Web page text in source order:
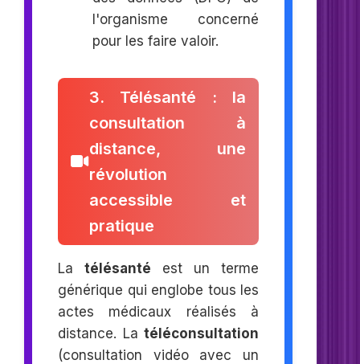
l'organisme concerné
pour les faire valoir.
3. Télésanté : la
consultation à
distance, une
révolution
accessible et
pratique
Latélésanté est un terme
générique qui englobe tous les
actes médicaux réalisés à
distance. Latéléconsultation
(consultation vidéo avec un